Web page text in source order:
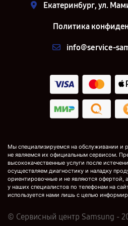
Екатеринбург, ул.
Политика
info@service-
Мы специализируемся на обслуживании и
не являемся их официальным сервисом.
высококачественные услуги после
осуществляем диагностику и наладку
ориентировочные и не являются офертой,
у наших специалистов по телефонам на
используется нами лишь с целью
© Сервисный центр Samsung -